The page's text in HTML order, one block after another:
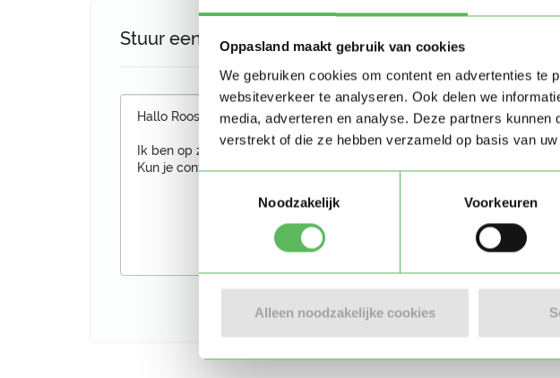
Oppasland maakt gebruik van cookies
We gebruiken cookies om content en advertenties te
websiteverkeer te analyseren. Ook delen we
media, adverteren en analyse. Deze partners
verstrekt of die ze hebben verzameld op basis van
Noodzakelijk
Voorkeuren
Alleen noodzakelijke cookies
Stuur een bericht aan Roos